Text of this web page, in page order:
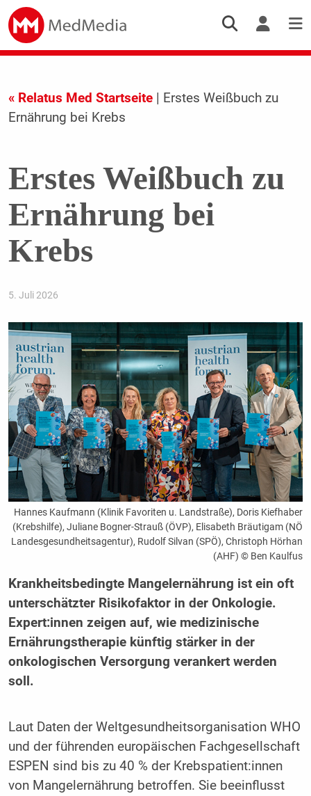
« Relatus Med Startseite| Erstes Weißbuch zu
Ernährung bei Krebs
Erstes Weißbuch zu
Ernährung bei
Krebs
5. Juli 2026
Hannes Kaufmann (Klinik Favoriten u. Landstraße), Doris Kiefhaber
(Krebshilfe), Juliane Bogner-Strauß (ÖVP), Elisabeth Bräutigam (NÖ
Landesgesundheitsagentur), Rudolf Silvan (SPÖ), Christoph Hörhan
(AHF) © Ben Kaulfus
Krankheitsbedingte Mangelernährung ist ein oft
unterschätzter Risikofaktor in der Onkologie.
Expert:innen zeigen auf, wie medizinische
Ernährungstherapie künftig stärker in der
onkologischen Versorgung verankert werden
soll.
Laut Daten der Weltgesundheitsorganisation WHO
und der führenden europäischen Fachgesellschaft
ESPEN sind bis zu 40 % der Krebspatient:innen
von Mangelernährung betroffen. Sie beeinflusst